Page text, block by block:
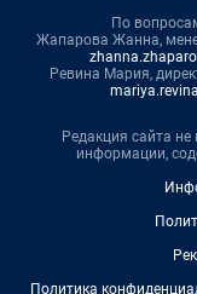
По
Жапарова Жанна,
Ревина Мария,
Редакция сайта не
информации,
Политика